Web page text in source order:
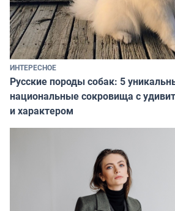
ИНТЕРЕСНОЕ
Русские породы собак: 5
национальные сокровища с
и характером